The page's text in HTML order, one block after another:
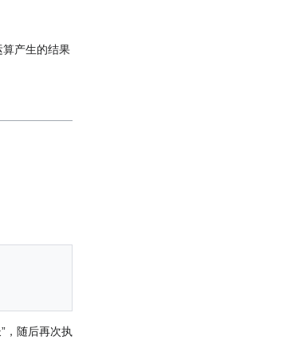
产生的结果
，随后再次执